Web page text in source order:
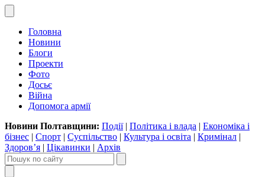
Головна
Новини
Блоги
Проекти
Фото
Досьє
Війна
Допомога армії
Новини Полтавщини: Події| Політика і влада | Економіка і
бізнес | Спорт | Суспільство | Культура і освіта | Кримінал |
Здоров’я | Цікавинки | Архів